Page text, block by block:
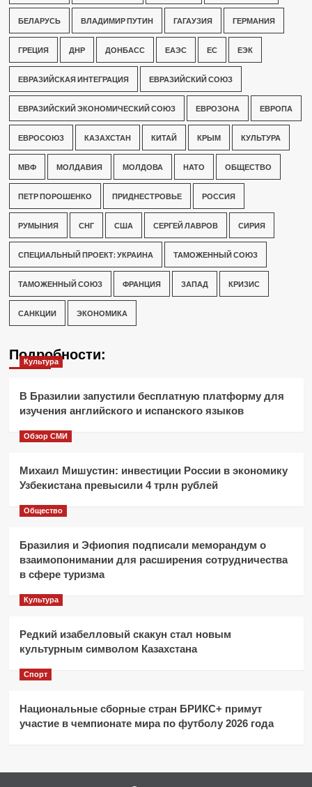
БЕЛАРУСЬ ВЛАДИМИР ПУТИН ГАГАУЗИЯ ГЕРМАНИЯ
ГРЕЦИЯ ДНР ДОНБАСС ЕАЭС ЕС ЕЭК
ЕВРАЗИЙСКАЯ ИНТЕГРАЦИЯ ЕВРАЗИЙСКИЙ СОЮЗ
ЕВРАЗИЙСКИЙ ЭКОНОМИЧЕСКИЙ СОЮЗ ЕВРОЗОНА ЕВРОПА
ЕВРОСОЮЗ КАЗАХСТАН КИТАЙ КРЫМ КУЛЬТУРА
МВФ МОЛДАВИЯ МОЛДОВА НАТО ОБЩЕСТВО
ПЕТР ПОРОШЕНКО ПРИДНЕСТРОВЬЕ РОССИЯ
РУМЫНИЯ СНГ США СЕРГЕЙ ЛАВРОВ СИРИЯ
СПЕЦИАЛЬНЫЙ ПРОЕКТ: УКРАИНА ТАМОЖЕННЫЙ СОЮЗ
ТАМОЖЕННЫЙ СОЮЗ ФРАНЦИЯ ЗАПАД КРИЗИС
САНКЦИИ ЭКОНОМИКА
Подробности:
Культура
В Бразилии запустили бесплатную платформу для
изучения английского и испанского языков
Обзор СМИ
Михаил Мишустин: инвестиции России в экономику
Узбекистана превысили 4 трлн рублей
Общество
Бразилия и Эфиопия подписали меморандум о
взаимопонимании для расширения сотрудничества
в сфере туризма
Культура
Редкий изабелловый скакун стал новым
культурным символом Казахстана
Спорт
Национальные сборные стран БРИКС+ примут
участие в чемпионате мира по футболу 2026 года